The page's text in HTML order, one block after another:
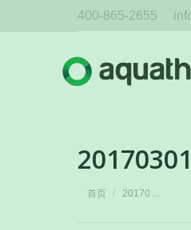
400-865-2655
您在这里：
首页 20170…